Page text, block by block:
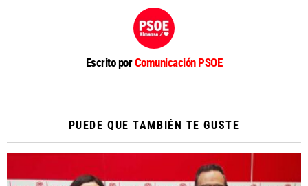
Escrito porComunicación PSOE
PUEDE QUE TAMBIÉN TE GUSTE